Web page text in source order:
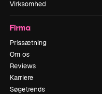
Virksomhed
Firma
Prissætning
Om os
Reviews
Karriere
Søgetrends